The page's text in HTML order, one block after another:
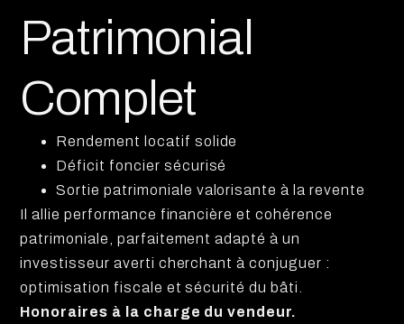
Patrimonial
Complet
Rendement locatif solide
Déficit foncier sécurisé
Sortie patrimoniale valorisante à la revente
Il allie performance financière et cohérence
patrimoniale, parfaitement adapté à un
investisseur averti cherchant à conjuguer :
optimisation fiscale et sécurité du bâti.
Honoraires à la charge du vendeur.